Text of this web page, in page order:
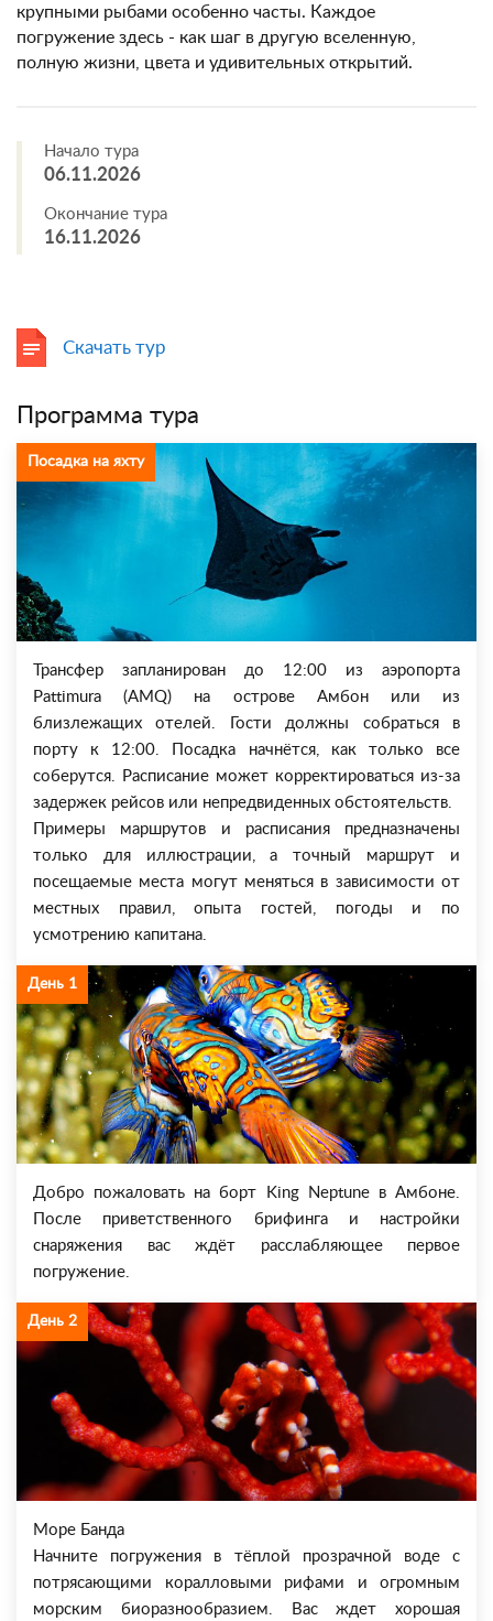
крупными рыбами особенно часты. Каждое
погружение здесь - как шаг в другую вселенную,
полную жизни, цвета и удивительных открытий.
Начало тура
06.11.2026
Окончание тура
16.11.2026
Скачать тур
Программа тура
Посадка на яхту
Трансфер запланирован до 12:00 из аэропорта
Pattimura (AMQ) на острове Амбон или из
близлежащих отелей. Гости должны собраться в
порту к 12:00. Посадка начнётся, как только все
соберутся. Расписание может корректироваться из-за
задержек рейсов или непредвиденных обстоятельств.
Примеры маршрутов и расписания предназначены
только для иллюстрации, а точный маршрут и
посещаемые места могут меняться в зависимости от
местных правил, опыта гостей, погоды и по
усмотрению капитана.
День 1
Добро пожаловать на борт King Neptune в Амбоне.
После приветственного брифинга и настройки
снаряжения вас ждёт расслабляющее первое
погружение.
День 2
Море Банда
Начните погружения в тёплой прозрачной воде с
потрясающими коралловыми рифами и огромным
морским биоразнообразием. Вас ждет хорошая